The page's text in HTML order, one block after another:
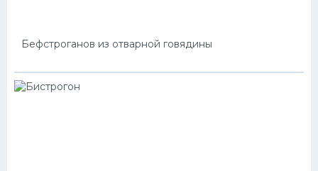
Бефстроганов из отварной говядины